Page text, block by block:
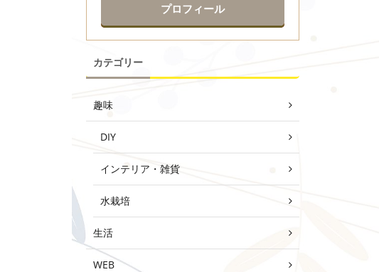
プロフィール
カテゴリー
趣味
DIY
インテリア・雑貨
水栽培
生活
WEB